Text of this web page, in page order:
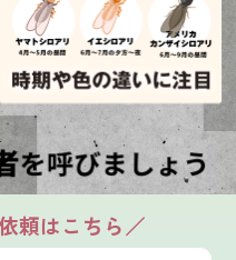
頼はこちら／